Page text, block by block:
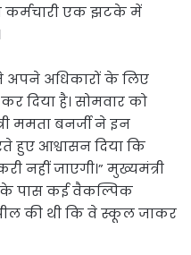
कर्मचारी एक झटके में
अपने अधिकारों के लिए
दिया है। सोमवार को
ममता बनर्जी ने इन
हुए आश्वासन दिया कि
नहीं जाएगी।” मुख्यमंत्री
के पास कई वैकल्पिक
की थी कि वे स्कूल जाकर